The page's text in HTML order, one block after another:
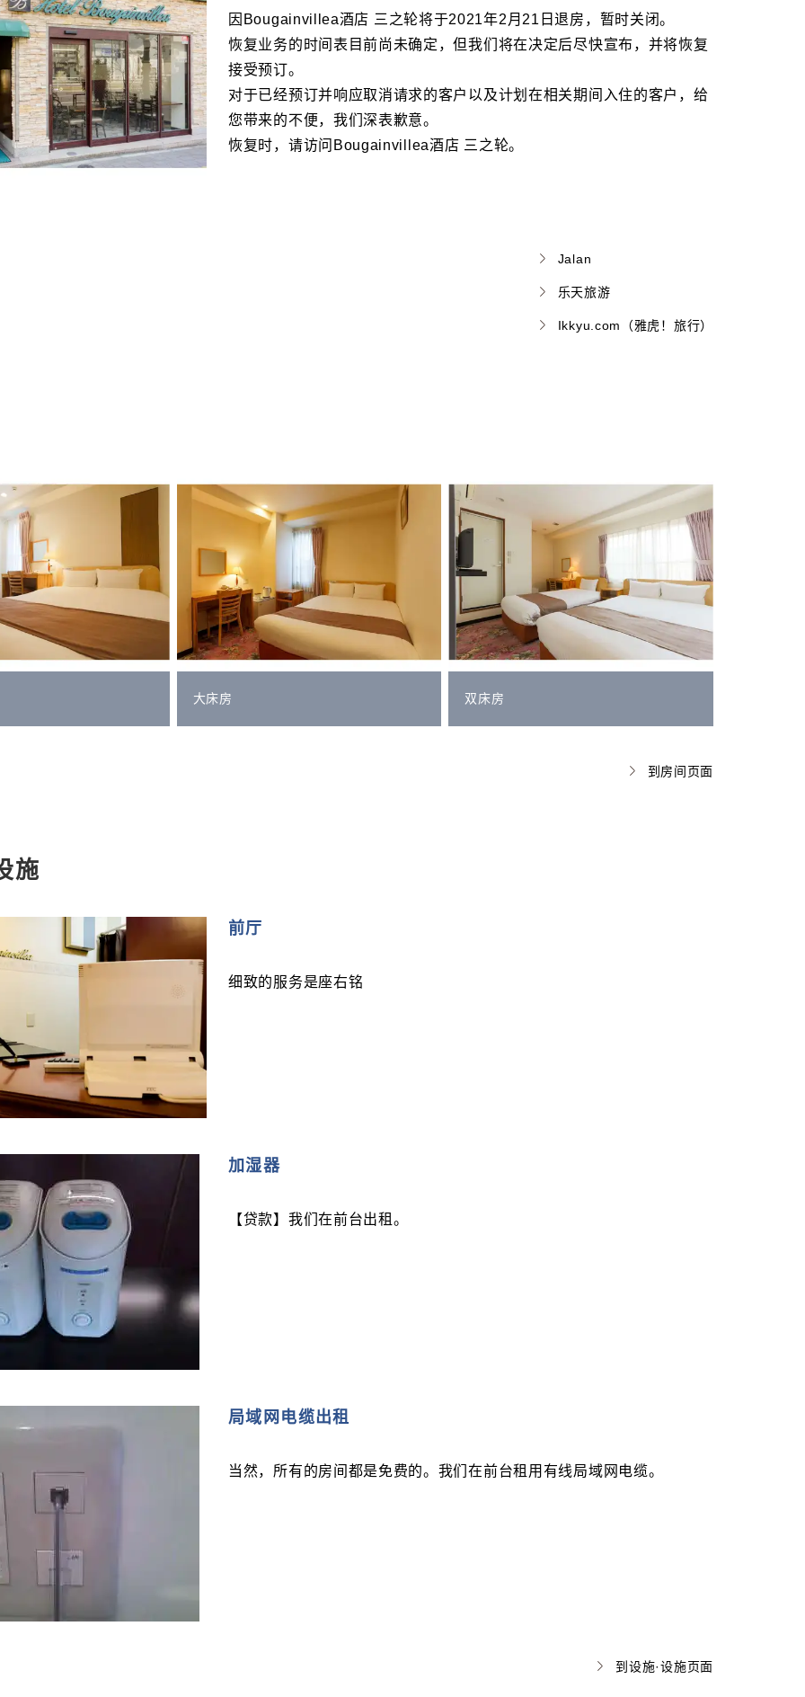
因Bougainvillea酒店 三之轮将于2021年2月21日退房，暂时关闭。
恢复业务的时间表目前尚未确定，但我们将在决定后尽快宣布，并将恢复
接受预订。
对于已经预订并响应取消请求的客户以及计划在相关期间入住的客户，给
您带来的不便，我们深表歉意。
恢复时，请访问Bougainvillea酒店 三之轮。
Jalan
乐天旅游
Ikkyu.com（雅虎！旅行）
大床房 双床房
到房间页面
施
前厅
细致的服务是座右铭
加湿器
【贷款】我们在前台出租。
局域网电缆出租
当然，所有的房间都是免费的。我们在前台租用有线局域网电缆。
到设施·设施页面